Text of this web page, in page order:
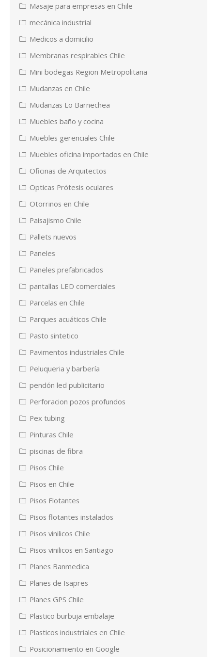
Masaje para empresas en Chile
mecánica industrial
Medicos a domicilio
Membranas respirables Chile
Mini bodegas Region Metropolitana
Mudanzas en Chile
Mudanzas Lo Barnechea
Muebles baño y cocina
Muebles gerenciales Chile
Muebles oficina importados en Chile
Oficinas de Arquitectos
Opticas Prótesis oculares
Otorrinos en Chile
Paisajismo Chile
Pallets nuevos
Paneles
Paneles prefabricados
pantallas LED comerciales
Parcelas en Chile
Parques acuáticos Chile
Pasto sintetico
Pavimentos industriales Chile
Peluqueria y barbería
pendón led publicitario
Perforacion pozos profundos
Pex tubing
Pinturas Chile
piscinas de fibra
Pisos Chile
Pisos en Chile
Pisos Flotantes
Pisos flotantes instalados
Pisos vinilicos Chile
Pisos vinilicos en Santiago
Planes Banmedica
Planes de Isapres
Planes GPS Chile
Plastico burbuja embalaje
Plasticos industriales en Chile
Posicionamiento en Google